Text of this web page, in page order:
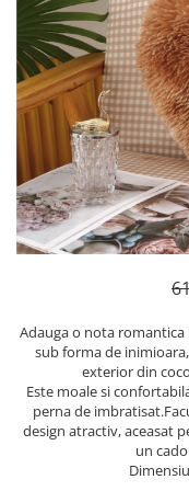
Cearceaf cu elastic
Cearceaf normal
Lenjerii De Pat
Lenjerii De Pat
Persoane
Lenjerii De Pat
Matlasate, 2 Persoane
Lenjerii De Pat
Persoane
Lenjerii De Pat, Finet
2 Persoane
Lenjerii De Pat
Lenjerii De Pat Catifea
Lenjerii De Pat
Set Lenjerie De Pat
Artificiala De Iepure, 6
Adauga o nota romantica
sub forma de
exterior din
Este moale si
perna de
design atractiv, aceasat
un